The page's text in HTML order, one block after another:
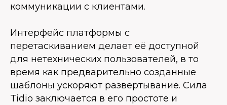
коммуникации с клиентами.
Интерфейс платформы с
перетаскиванием делает её доступной
для нетехнических пользователей, в то
время как предварительно созданные
шаблоны ускоряют развертывание. Сила
Tidio заключается в его простоте и